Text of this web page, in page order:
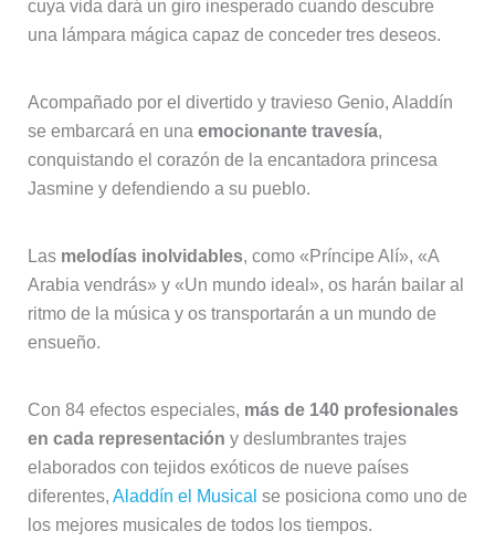
cuya vida dará un giro inesperado cuando descubre
una lámpara mágica capaz de conceder tres deseos.
Acompañado por el divertido y travieso Genio, Aladdín
se embarcará en una emocionante travesía,
conquistando el corazón de la encantadora princesa
Jasmine y defendiendo a su pueblo.
Las melodías inolvidables, como «Príncipe Alí», «A
Arabia vendrás» y «Un mundo ideal», os harán bailar al
ritmo de la música y os transportarán a un mundo de
ensueño.
Con 84 efectos especiales, más de 140 profesionales
en cada representación y deslumbrantes trajes
elaborados con tejidos exóticos de nueve países
diferentes, Aladdín el Musical se posiciona como uno de
los mejores musicales de todos los tiempos.